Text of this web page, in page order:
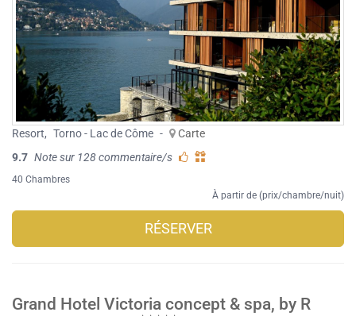
Resort, Torno - Lac de Côme -
Carte
9.7 Note sur 128 commentaire/s
40 Chambres
À partir de (prix/chambre/nuit)
RÉSERVER
Grand Hotel Victoria concept & spa, by R